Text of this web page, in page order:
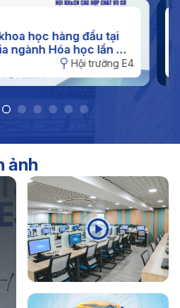
hè đối với sinh viên năm
học hàng đầu tại
ngành Hóa học lần XI
Hội trường E4
ảnh